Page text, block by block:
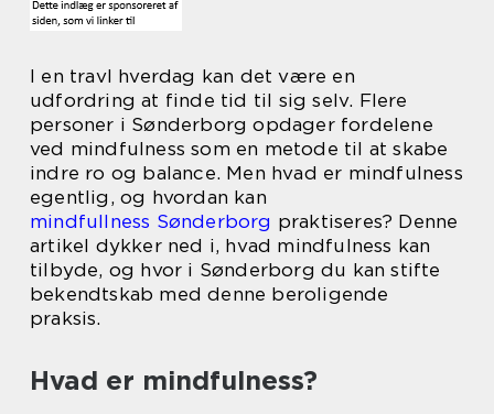
I en travl hverdag kan det være en
udfordring at finde tid til sig selv. Flere
personer i Sønderborg opdager fordelene
ved mindfulness som en metode til at skabe
indre ro og balance. Men hvad er mindfulness
egentlig, og hvordan kan
mindfullness Sønderborg praktiseres? Denne
artikel dykker ned i, hvad mindfulness kan
tilbyde, og hvor i Sønderborg du kan stifte
bekendtskab med denne beroligende
praksis.
Hvad er mindfulness?